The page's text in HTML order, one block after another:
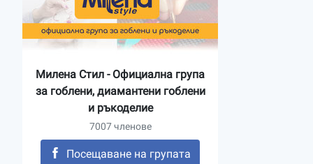
Милена Стил - Официална група
за гоблени, диамантени гоблени
и ръкоделие
7007 членове
Посещаване на групата